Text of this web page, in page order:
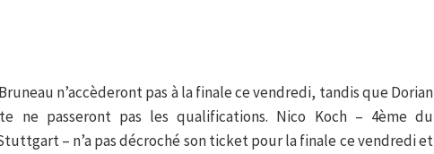
n’accèderont pas à la finale ce vendredi, tandis que Dorian
ne passeront pas les qualifications. Nico Koch – 4ème du
– n’a pas décroché son ticket pour la finale ce vendredi et